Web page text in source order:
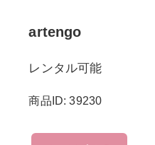
artengo
レンタル可能
商品ID: 39230